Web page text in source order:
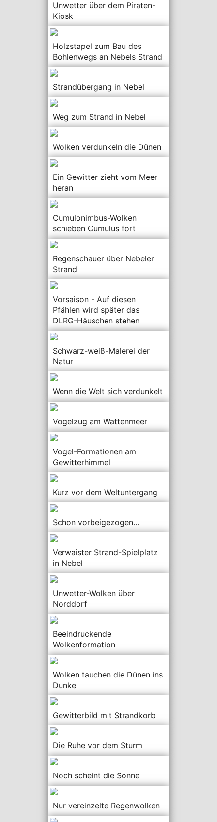
Unwetter über dem Piraten-
Kiosk
Holzstapel zum Bau des
Bohlenwegs an Nebels Strand
Strandübergang in Nebel
Weg zum Strand in Nebel
Wolken verdunkeln die Dünen
Ein Gewitter zieht vom Meer
heran
Cumulonimbus-Wolken
schieben Cumulus fort
Regenschauer über Nebeler
Strand
Vorsaison - Auf diesen
Pfählen wird später das
DLRG-Häuschen stehen
Schwarz-weiß-Malerei der
Natur
Wenn die Welt sich verdunkelt
Vogelzug am Wattenmeer
Vogel-Formationen am
Gewitterhimmel
Kurz vor dem Weltuntergang
Schon vorbeigezogen...
Verwaister Strand-Spielplatz
in Nebel
Unwetter-Wolken über
Norddorf
Beeindruckende
Wolkenformation
Wolken tauchen die Dünen ins
Dunkel
Gewitterbild mit Strandkorb
Die Ruhe vor dem Sturm
Noch scheint die Sonne
Nur vereinzelte Regenwolken